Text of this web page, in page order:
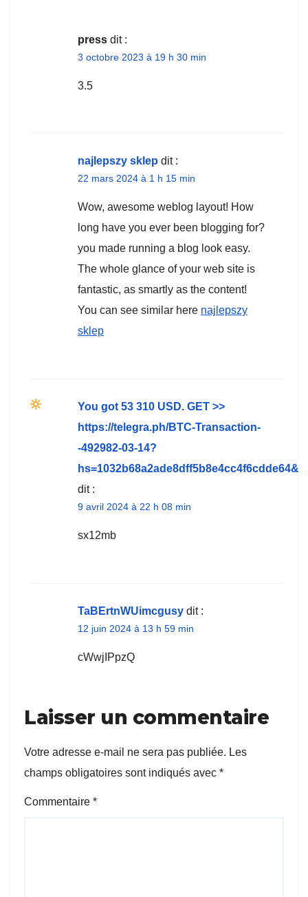
press dit :
3 octobre 2023 à 19 h 30 min
3.5
najlepszy sklep dit :
22 mars 2024 à 1 h 15 min
Wow, awesome weblog layout! How
long have you ever been blogging for?
you made running a blog look easy.
The whole glance of your web site is
fantastic, as smartly as the content!
You can see similar here najlepszy
sklep
You got 53 310 USD. GЕТ >>
https://telegra.ph/BTC-Transaction-
-492982-03-14?
hs=1032b68a2ade8dff5b8e4cc4f6cdde64&
dit :
9 avril 2024 à 22 h 08 min
sx12mb
TaBErtnWUimcgusy dit :
12 juin 2024 à 13 h 59 min
cWwjIPpzQ
Laisser un commentaire
Votre adresse e-mail ne sera pas publiée. Les
champs obligatoires sont indiqués avec *
Commentaire *